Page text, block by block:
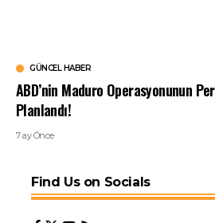
GÜNCEL HABER
ABD’nin Maduro Operasyonunun
Planlandı!
7 ay Önce
Find Us on Socials